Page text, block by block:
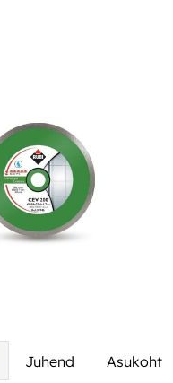
Juhend Asukoht